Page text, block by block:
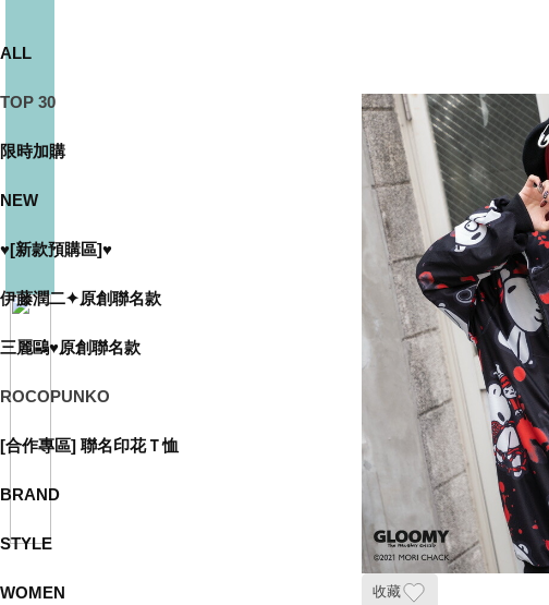
ALL
TOP 30
限時加購
NEW
♥[新款預購區]♥
伊藤潤二✦原創聯名款
三麗鷗♥原創聯名款
ROCOPUNKO
[合作專區] 聯名印花Ｔ恤
BRAND
STYLE
WOMEN 收藏